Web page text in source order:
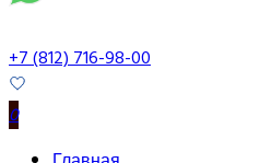
+7 (812) 716-98-00
0